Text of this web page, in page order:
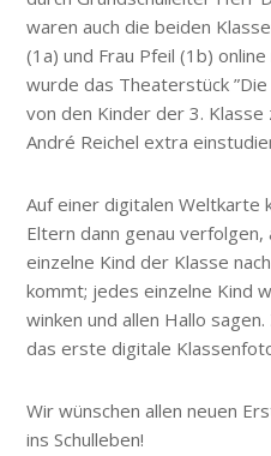
waren auch die beiden
(1a) und Frau Pfeil (1b)
wurde das Theaterstück
von den Kinder der 3.
André Reichel extra
Auf einer digitalen Weltkarte
Eltern dann genau
einzelne Kind der Klasse
kommt; jedes einzelne Kind
winken und allen Hallo
das erste digitale
Wir wünschen allen neuen
ins Schulleben!